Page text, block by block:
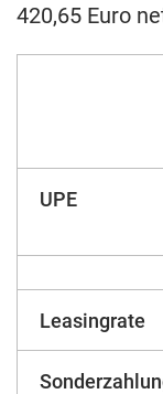
420,65 Euro
UPE
Leasingrate